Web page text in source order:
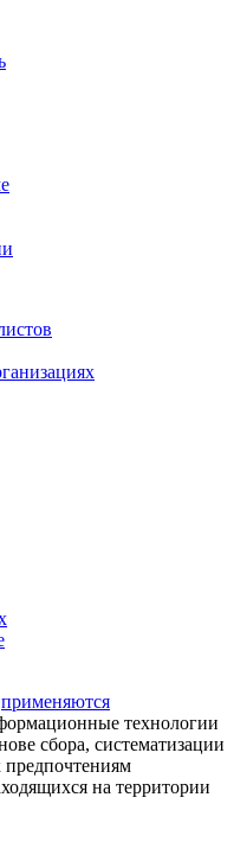
применяются
технологии
сбора, систематизации
предпочтениям
на территории